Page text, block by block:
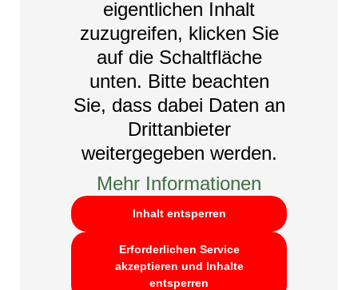
eigentlichen Inhalt
zuzugreifen, klicken Sie
auf die Schaltfläche
unten. Bitte beachten
Sie, dass dabei Daten an
Drittanbieter
weitergegeben werden.
Mehr Informationen
Inhalt entsperren
Erforderlichen Service
akzeptieren und Inhalte
entsperren